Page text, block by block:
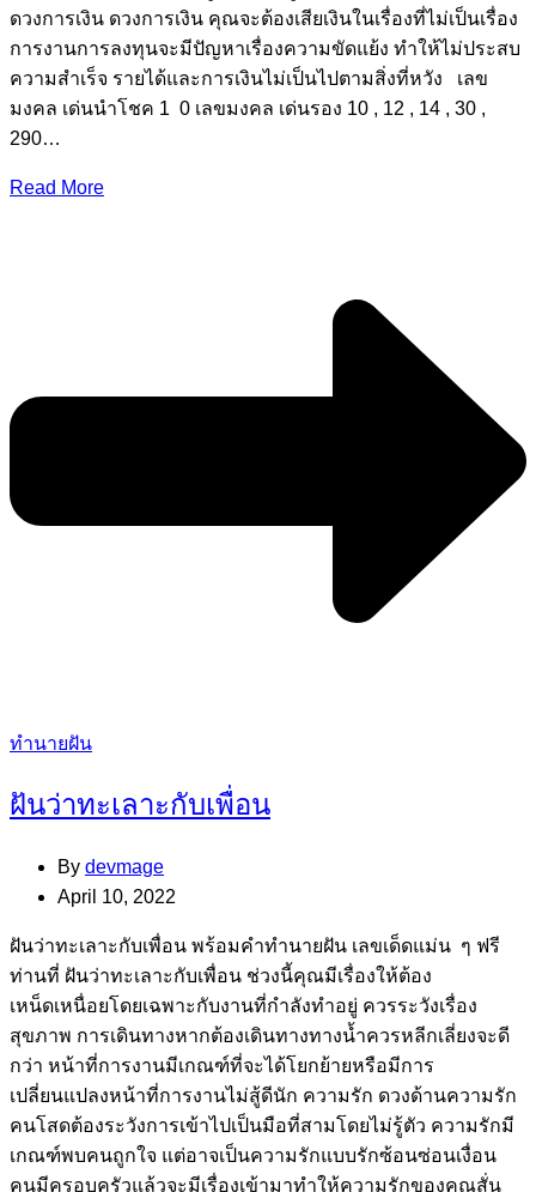
ดวงการเงิน ดวงการเงิน คุณจะต้องเสียเงินในเรื่องที่ไม่เป็นเรื่อง
การงานการลงทุนจะมีปัญหาเรื่องความขัดแย้ง ทำให้ไม่ประสบ
ความสำเร็จ รายได้และการเงินไม่เป็นไปตามสิ่งที่หวัง เลข
มงคล เด่นนำโชค 1 0 เลขมงคล เด่นรอง 10 , 12 , 14 , 30 ,
290…
Read More
Categories
ทำนายฝัน
ฝันว่าทะเลาะกับเพื่อน
By devmage
April 10, 2022
ฝันว่าทะเลาะกับเพื่อน พร้อมคำทำนายฝัน เลขเด็ดแม่น ๆ ฟรี
ท่านที่ ฝันว่าทะเลาะกับเพื่อน ช่วงนี้คุณมีเรื่องให้ต้อง
เหน็ดเหนื่อยโดยเฉพาะกับงานที่กำลังทำอยู่ ควรระวังเรื่อง
สุขภาพ การเดินทางหากต้องเดินทางทางน้ำควรหลีกเลี่ยงจะดี
กว่า หน้าที่การงานมีเกณฑ์ที่จะได้โยกย้ายหรือมีการ
เปลี่ยนแปลงหน้าที่การงานไม่สู้ดีนัก ความรัก ดวงด้านความรัก
คนโสดต้องระวังการเข้าไปเป็นมือที่สามโดยไม่รู้ตัว ความรักมี
เกณฑ์พบคนถูกใจ แต่อาจเป็นความรักแบบรักซ้อนซ่อนเงื่อน
คนมีครอบครัวแล้วจะมีเรื่องเข้ามาทำให้ความรักของคุณสั่น